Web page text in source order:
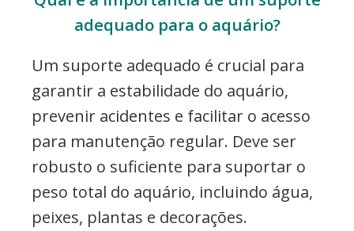
adequado para o aquário?
Um suporte adequado é crucial para
garantir a estabilidade do aquário,
prevenir acidentes e facilitar o acesso
para manutenção regular. Deve ser
robusto o suficiente para suportar o
peso total do aquário, incluindo água,
peixes, plantas e decorações.